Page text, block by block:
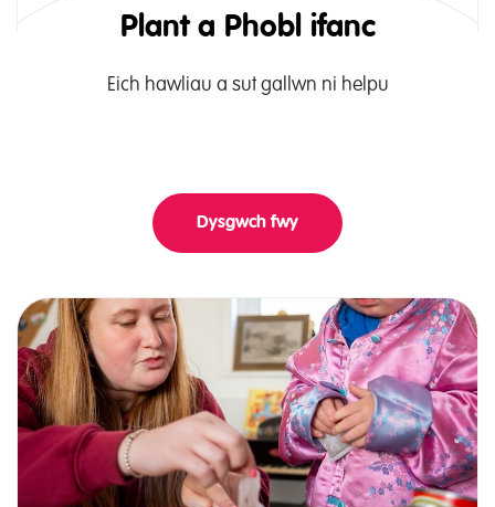
Plant a Phobl ifanc
Eich hawliau a sut gallwn ni helpu
Dysgwch fwy About Gwybodaeth i